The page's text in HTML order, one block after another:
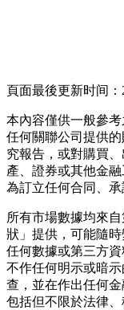
頁面最後更新时间：
本內容僅供一般參
任何關聯公司提供
究報告，或對購買
產、證券或其他金
為訂立任何合同、
所有市場數據均來
狀」提供，可能隨
任何數據或第三方
不作任何明示或暗
查，並在作出任何
包括但不限於法律